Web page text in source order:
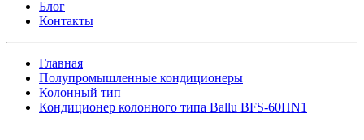
Блог
Контакты
Главная
Полупромышленные кондиционеры
Колонный тип
Кондиционер колонного типа Ballu BFS-60HN1